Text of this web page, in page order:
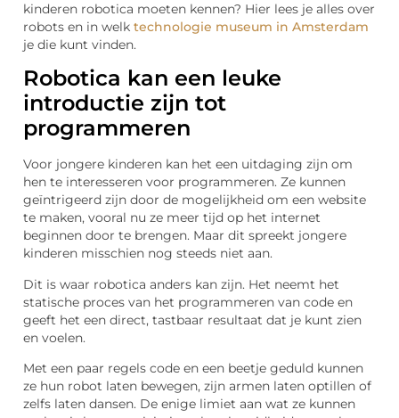
kinderen robotica moeten kennen? Hier lees je alles over
robots en in welk technologie museum in Amsterdam
je die kunt vinden.
Robotica kan een leuke
introductie zijn tot
programmeren
Voor jongere kinderen kan het een uitdaging zijn om
hen te interesseren voor programmeren. Ze kunnen
geïntrigeerd zijn door de mogelijkheid om een website
te maken, vooral nu ze meer tijd op het internet
beginnen door te brengen. Maar dit spreekt jongere
kinderen misschien nog steeds niet aan.
Dit is waar robotica anders kan zijn. Het neemt het
statische proces van het programmeren van code en
geeft het een direct, tastbaar resultaat dat je kunt zien
en voelen.
Met een paar regels code en een beetje geduld kunnen
ze hun robot laten bewegen, zijn armen laten optillen of
zelfs laten dansen. De enige limiet aan wat ze kunnen